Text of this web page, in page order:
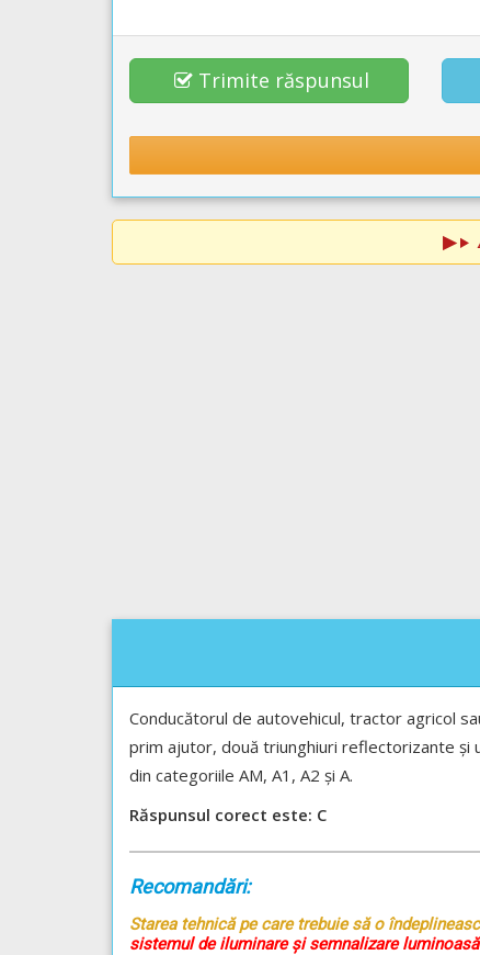
Trimite răspunsul
Conducătorul de autovehicul, tractor agricol
prim ajutor, două triunghiuri reflectorizante și
din categoriile AM, A1, A2 și A.
Răspunsul corect este: C
Recomandări:
Starea tehnică pe care trebuie să o
sistemul de iluminare și semnalizare luminoasă